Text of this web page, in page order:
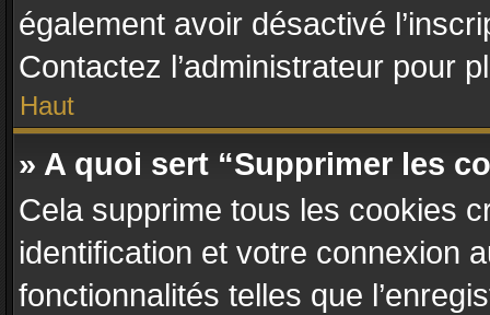
également avoir désactivé
Contactez l’administrateur pour
Haut
» A quoi sert “Supprimer les
Cela supprime tous les cookies
identification et votre connexion
fonctionnalités telles que